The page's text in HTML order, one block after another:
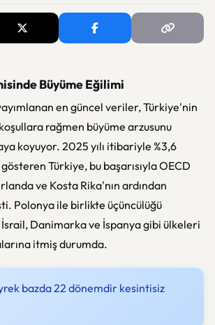
Büyüme Eğilimi
en güncel veriler, Türkiye'nin
rağmen büyüme arzusunu
koyuyor. 2025 yılı itibariyle %3,6
Türkiye, bu başarısıyla OECD
ve Kosta Rika'nın ardından
Polonya ile birlikte üçüncülüğü
Danimarka ve İspanya gibi ülkeleri
itmiş durumda.
bazda 22 dönemdir kesintisiz